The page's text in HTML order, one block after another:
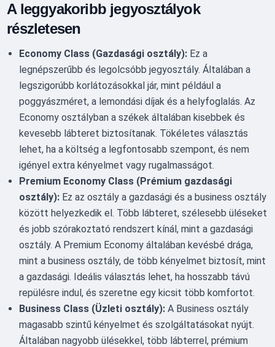
A leggyakoribb jegyosztályok
részletesen
Economy Class (Gazdasági osztály): Ez a
legnépszerűbb és legolcsóbb jegyosztály. Általában a
legszigorúbb korlátozásokkal jár, mint például a
poggyászméret, a lemondási díjak és a helyfoglalás. Az
Economy osztályban a székek általában kisebbek és
kevesebb lábteret biztosítanak. Tökéletes választás
lehet, ha a költség a legfontosabb szempont, és nem
igényel extra kényelmet vagy rugalmasságot.
Premium Economy Class (Prémium gazdasági
osztály): Ez az osztály a gazdasági és a business osztály
között helyezkedik el. Több lábteret, szélesebb üléseket
és jobb szórakoztató rendszert kínál, mint a gazdasági
osztály. A Premium Economy általában kevésbé drága,
mint a business osztály, de több kényelmet biztosít, mint
a gazdasági. Ideális választás lehet, ha hosszabb távú
repülésre indul, és szeretne egy kicsit több komfortot.
Business Class (Üzleti osztály): A Business osztály
magasabb szintű kényelmet és szolgáltatásokat nyújt.
Általában nagyobb ülésekkel, több lábterrel, prémium